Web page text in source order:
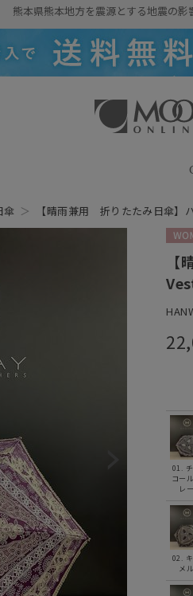
熊本県熊本地方を震源とする地震の
SHOP（ムーンバッ
傘 ＞ 【晴雨兼用 折りたたみ日傘】
01.
コー
レー
02.
メル